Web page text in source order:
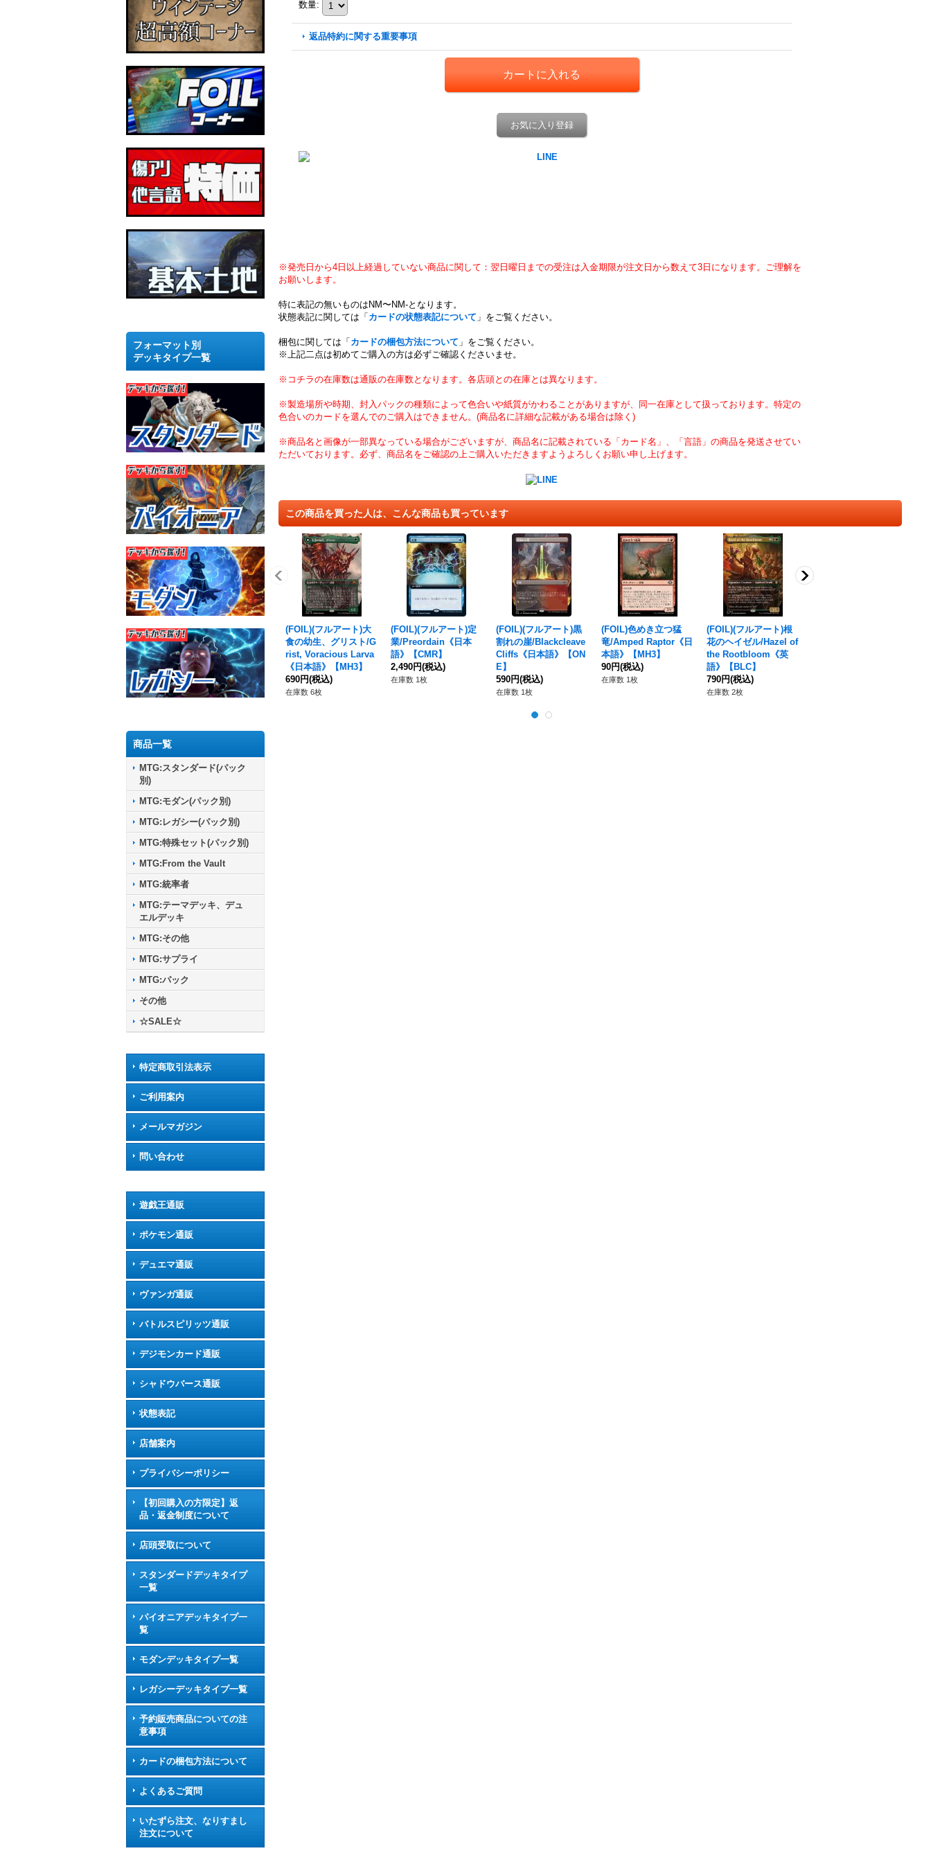
フォーマット別
デッキタイプ一覧
商品一覧
MTG:スタンダード(パック
別)
MTG:モダン(パック別)
MTG:レガシー(パック別)
MTG:特殊セット(パック別)
MTG:From the Vault
MTG:統率者
MTG:テーマデッキ、デュ
エルデッキ
MTG:その他
MTG:サプライ
MTG:パック
その他
☆SALE☆
特定商取引法表示
ご利用案内
メールマガジン
問い合わせ
遊戯王通販
ポケモン通販
デュエマ通販
ヴァンガ通販
バトルスピリッツ通販
デジモンカード通販
シャドウバース通販
状態表記
店舗案内
プライバシーポリシー
【初回購入の方限定】返
品・返金制度について
店頭受取について
スタンダードデッキタイプ
一覧
パイオニアデッキタイプ一
覧
モダンデッキタイプ一覧
レガシーデッキタイプ一覧
予約販売商品についての注
意事項
カードの梱包方法について
よくあるご質問
いたずら注文、なりすまし
注文について
数量:
返品特約に関する重要事項
お気に入り登録
※発売日から4日以上経過していない商品に関して：翌日曜日までの受注は入金期限が注文日から数えて3日になります。ご理解を
お願いします。
特に表記の無いものはNM〜NM-となります。
状態表記に関しては「 カードの状態表記について 」をご覧ください。
梱包に関しては「 カードの梱包方法について 」をご覧ください。
※上記二点は初めてご購入の方は必ずご確認くださいませ。
※コチラの在庫数は通販の在庫数となります。各店頭との在庫とは異なります。
※製造場所や時期、封入パックの種類によって色合いや紙質がかわることがありますが、同一在庫として扱っております。特定の
色合いのカードを選んでのご購入はできません。(商品名に詳細な記載がある場合は除く)
※商品名と画像が一部異なっている場合がございますが、商品名に記載されている「カード名」、「言語」の商品を発送させてい
ただいております。必ず、商品名をご確認の上ご購入いただきますようよろしくお願い申し上げます。
この商品を買った人は、こんな商品も買っています
(FOIL)(フルアート)大
食の幼生、グリスト/G
rist, Voracious Larva
《日本語》【MH3】
690円(税込)
在庫数 6枚
(FOIL)(フルアート)定
業/Preordain《日本
語》【CMR】
2,490円(税込)
在庫数 1枚
(FOIL)(フルアート)黒
割れの崖/Blackcleave
Cliffs《日本語》【ON
E】
590円(税込)
在庫数 1枚
(FOIL)色めき立つ猛
竜/Amped Raptor《日
本語》【MH3】
90円(税込)
在庫数 1枚
(FOIL)(フルアート)根
花のヘイゼル/Hazel of
the Rootbloom《英
語》【BLC】
790円(税込)
在庫数 2枚